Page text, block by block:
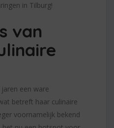
in Tilburg!
van
een ware
betreft haar culinaire
voornamelijk bekend